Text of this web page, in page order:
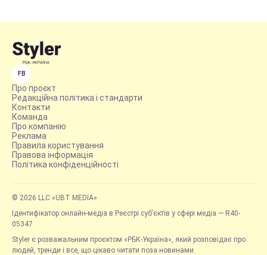
FB
Про проєкт
Редакційна політика і стандарти
Контакти
Команда
Про компанію
Реклама
Правила користування
Правова інформація
Політика конфіденційності
© 2026 LLC «UBT MEDIA»
Ідентифікатор онлайн-медіа в Реєстрі суб’єктів у сфері медіа — R40-
05347
Styler є розважальним проєктом «РБК-Україна», який розповідає про
людей, тренди і все, що цікаво читати поза новинами.